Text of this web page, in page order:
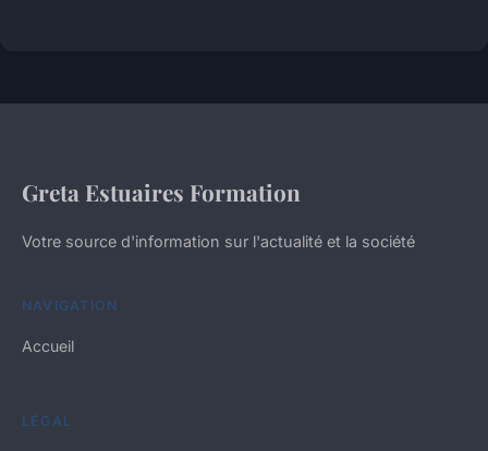
Greta Estuaires Formation
Votre source d'information sur l'actualité et la société
NAVIGATION
Accueil
LÉGAL